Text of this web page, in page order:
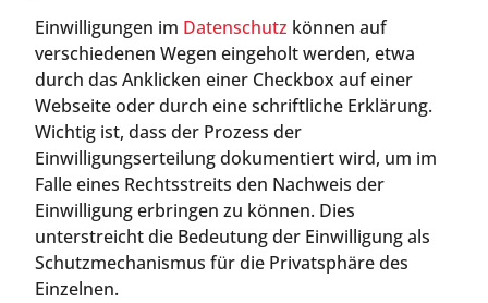
Einwilligungen im Datenschutz können auf
verschiedenen Wegen eingeholt werden, etwa
durch das Anklicken einer Checkbox auf einer
Webseite oder durch eine schriftliche Erklärung.
Wichtig ist, dass der Prozess der
Einwilligungserteilung dokumentiert wird, um im
Falle eines Rechtsstreits den Nachweis der
Einwilligung erbringen zu können. Dies
unterstreicht die Bedeutung der Einwilligung als
Schutzmechanismus für die Privatsphäre des
Einzelnen.